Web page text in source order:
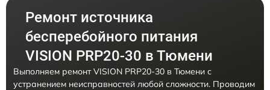
Ремонт источника
бесперебойного питания
VISION PRP20-30 в Тюмени
Выполняем ремонт VISION PRP20-30 в Тюмени с
устранением неисправностей любой сложности. Проводим